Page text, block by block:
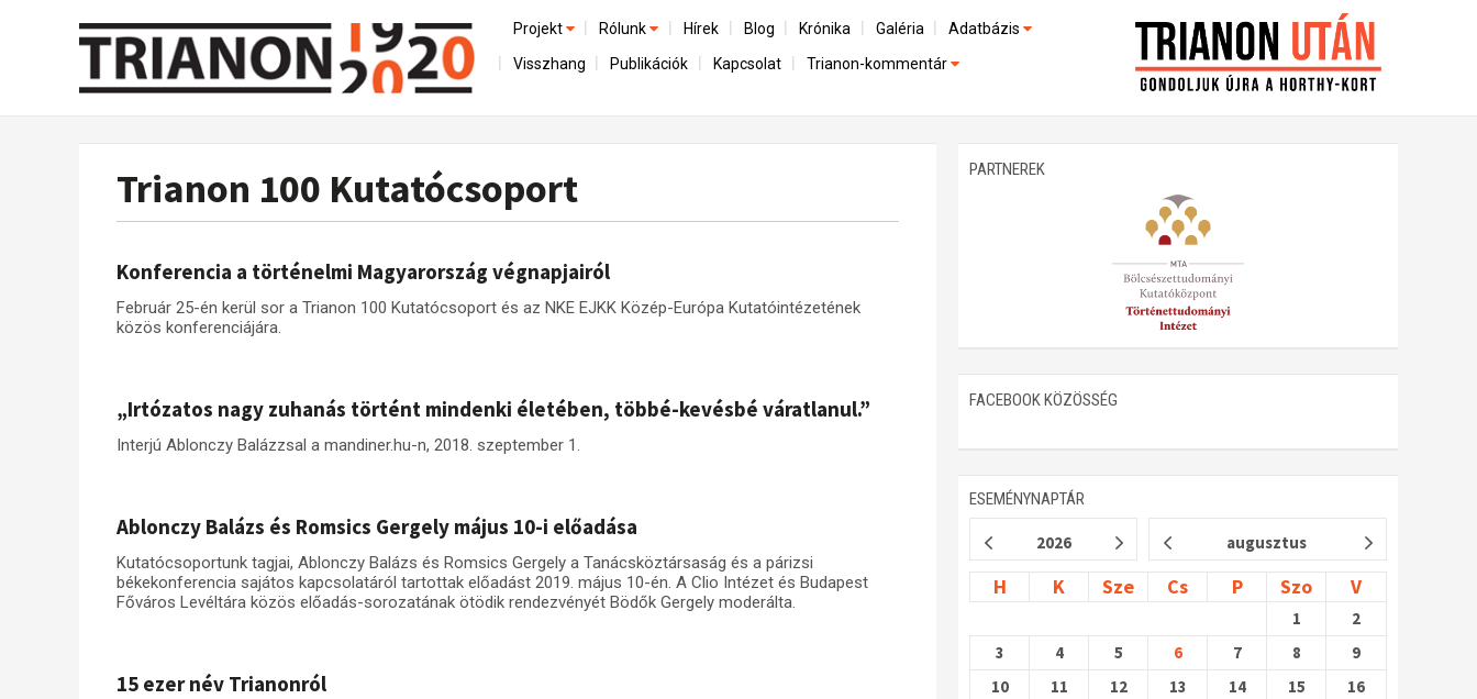
Projekt
Előzmények
Az összeomlás és a magyar társadalom
A békerendszer megszilárdulása
Utókor és emlékezet
Rólunk
A kutatócsoport működéséről
Hírek Blog Krónika Galéria Adatbázis
Emlékművek (feltöltés alatt)
Visszhang Publikációk Kapcsolat Trianon-kommentár
Trianon 100 Kutatócsoport
Konferencia a történelmi Magyarország végnapjairól
Február 25-én kerül sor a Trianon 100 Kutatócsoport és az NKE EJKK Közép-Európa Kutatóintézetének
közös konferenciájára.
„Irtózatos nagy zuhanás történt mindenki életében, többé-kevésbé váratlanul.”
Interjú Ablonczy Balázzsal a mandiner.hu-n, 2018. szeptember 1.
Ablonczy Balázs és Romsics Gergely május 10-i előadása
Kutatócsoportunk tagjai, Ablonczy Balázs és Romsics Gergely a Tanácsköztársaság és a párizsi
békekonferencia sajátos kapcsolatáról tartottak előadást 2019. május 10-én. A Clio Intézet és Budapest
Főváros Levéltára közös előadás-sorozatának ötödik rendezvényét Bödők Gergely moderálta.
15 ezer név Trianonról
PARTNEREK
FACEBOOK KÖZÖSSÉG
ESEMÉNYNAPTÁR
2026 augusztus
H K Sze Cs P Szo V
1
2
3
4 5 6 7 8
9
10
11 12 13 14 15
16